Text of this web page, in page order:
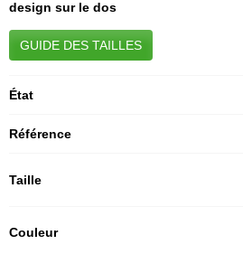
design sur le dos
GUIDE DES TAILLES
État
Référence
Taille
Couleur